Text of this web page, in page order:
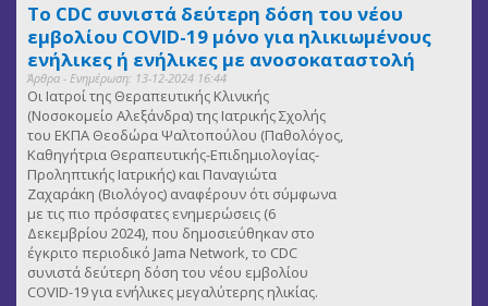
Το CDC συνιστά δεύτερη δόση του νέου
εμβολίου COVID-19 μόνο για ηλικιωμένους
ενήλικες ή ενήλικες με ανοσοκαταστολή
Άρθρα - Ενημέρωση: 13-12-2024 16:44
Οι Ιατροί της Θεραπευτικής Κλινικής
(Νοσοκομείο Αλεξάνδρα) της Ιατρικής Σχολής
του ΕΚΠΑ Θεοδώρα Ψαλτοπούλου (Παθολόγος,
Καθηγήτρια Θεραπευτικής-Επιδημιολογίας-
Προληπτικής Ιατρικής) και Παναγιώτα
Ζαχαράκη (Βιολόγος) αναφέρουν ότι σύμφωνα
με τις πιο πρόσφατες ενημερώσεις (6
Δεκεμβρίου 2024), που δημοσιεύθηκαν στο
έγκριτο περιοδικό Jama Network, το CDC
συνιστά δεύτερη δόση του νέου εμβολίου
COVID-19 για ενήλικες μεγαλύτερης ηλικίας.